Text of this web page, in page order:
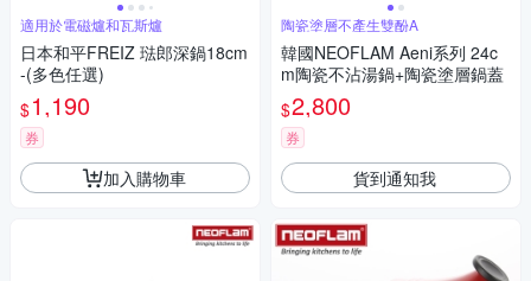
適用於電磁爐和瓦斯爐
日本和平FREIZ 琺郎深鍋18cm
-(多色任選)
$1,190
券
加入購物車
陶瓷塗層不產生雙酚A
韓國NEOFLAM Aeni系列 24c
m陶瓷不沾湯鍋+陶瓷塗層鍋蓋
$2,800
券
貨到通知我